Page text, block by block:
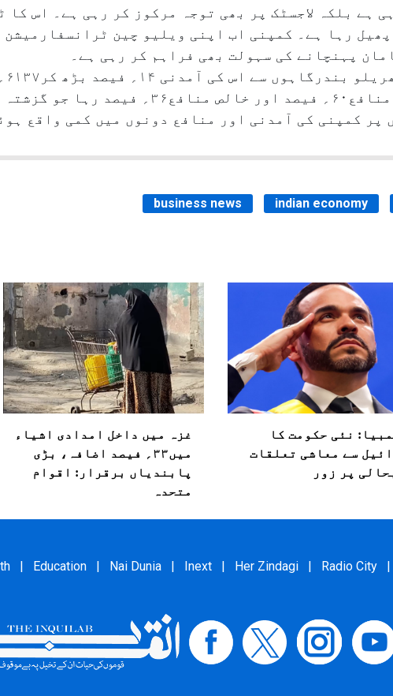
ہے بلکہ لاجسٹک پر بھی توجہ مرکوز کر رہی ہے۔ اس کا
رہا ہے۔ کمپنی اب اپنی ویلیو چین ٹرانسفارمیشن
پہنچانے کی سہولت بھی فراہم کر رہی ہے۔
اس عرصے کے دوران کمپنی کا آپریٹنگ منافع۶۰؍ فیصد اور
پر کمپنی کی آمدنی اور منافع دونوں میں کمی واقع
business news indian economy
نئی حکومت کا
سے معاشی تعلقات
پر زور
غزہ میں داخل امدادی اشیاء
میں۳۳؍ فیصد اضافہ، بڑی
پابندیاں برقرار: اقوام
متحدہ
| Education | Nai Dunia | Inext | Her Zindagi | Radio City |